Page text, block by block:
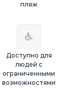
пляж
Доступно для
людей с
ограниченными
возможностями